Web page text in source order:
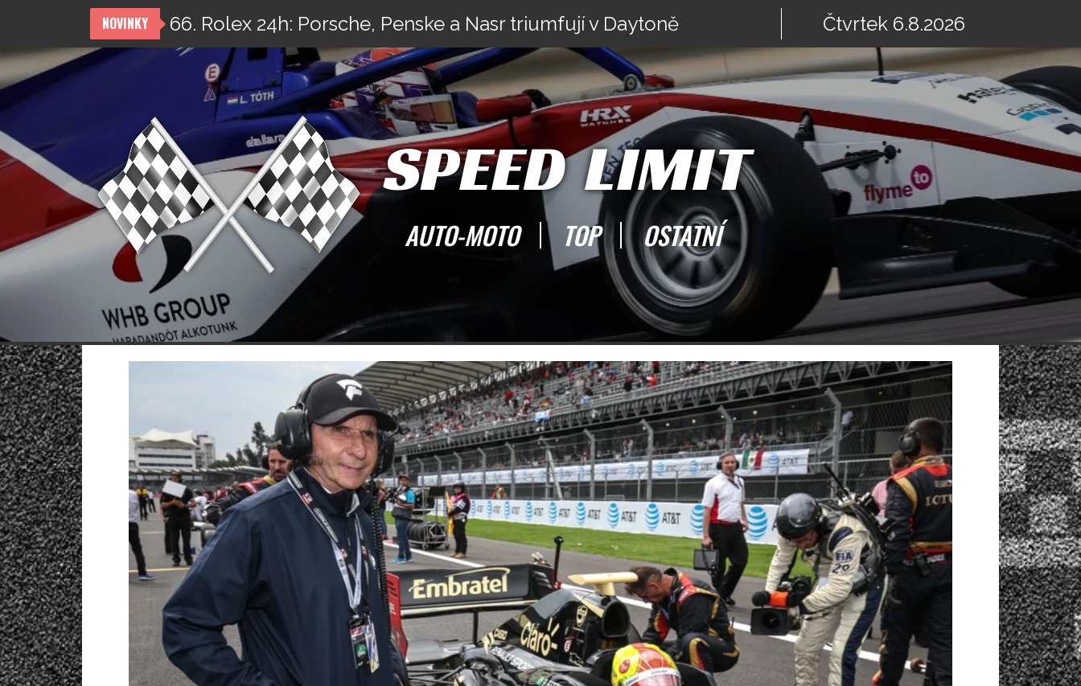
Přeskočit
obsah
NOVINKY 66. Rolex 24h: Porsche, Penske a Nasr triumfují v Daytoně Čtvrtek 6.8.2026
SPEED LIMIT
AUTO-MOTO TOP OSTATNÍ